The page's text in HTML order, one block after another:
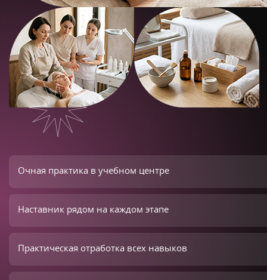
Очная практика в учебном центре
Наставник рядом на каждом этапе
Практическая отработка всех навыков